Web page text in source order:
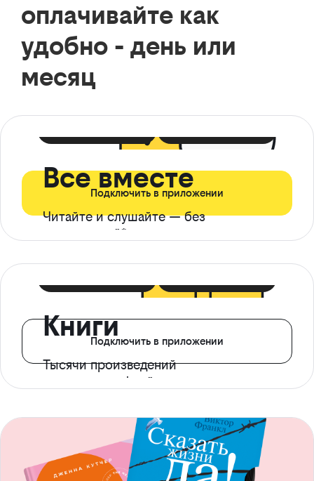
оплачивайте как
удобно - день или
месяц
Все вместе
Читайте и слушайте — без
ограничений*
Подключить в приложении
Книги
Тысячи произведений
с доступом офлайн
Подключить в приложении